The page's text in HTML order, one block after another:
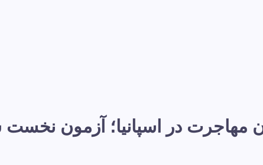
مهاجرت در اسپانیا؛ آزمون نخست